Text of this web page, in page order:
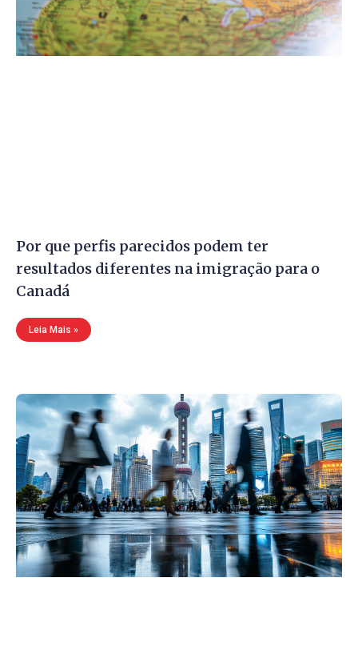
Por que perfis parecidos podem ter
resultados diferentes na imigração para o
Canadá
Leia Mais »